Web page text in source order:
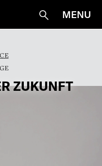
Suche
MENU
ZUKUNFT